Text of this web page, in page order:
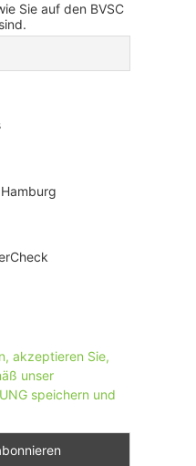
Sie auf den BVSC
akzeptieren Sie,
unser
speichern und